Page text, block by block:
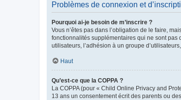
Problèmes de connexion et
Pourquoi ai-je besoin de m’inscrire ?
Vous n’êtes pas dans l’obligation de le faire,
fonctionnalités supplémentaires qui ne sont pas
utilisateurs, l’adhésion à un groupe
Haut
Qu’est-ce que la COPPA ?
La COPPA (pour « Child Online Privacy and
13 ans un consentement écrit des parents ou